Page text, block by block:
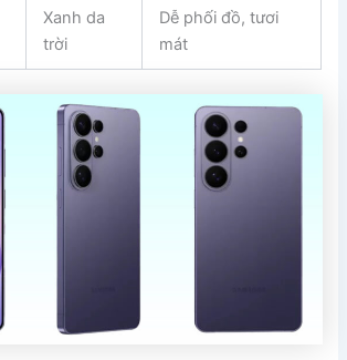
Xanh da
trời
Dễ phối đồ, tươi
mát